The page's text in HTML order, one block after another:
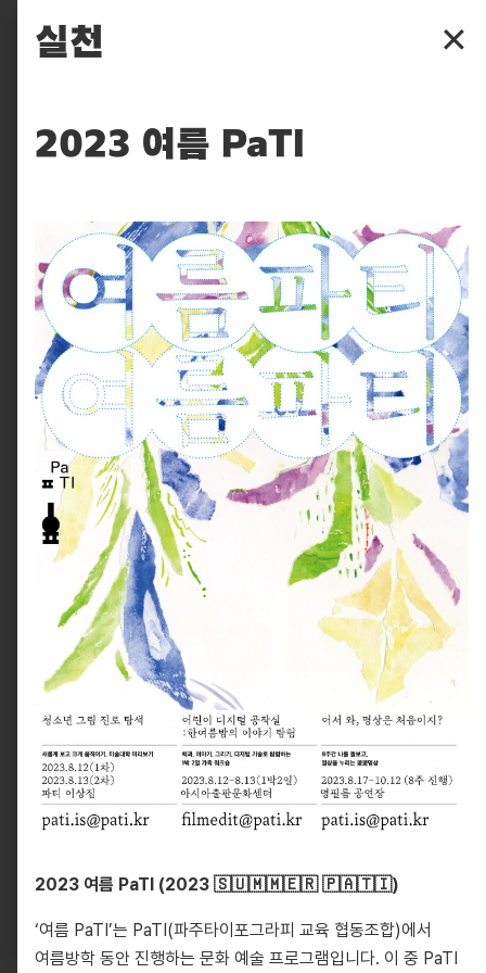
파주타이포그라피배곳
배움
후원
찾아보기
실천
피읖
실천 ✕
2023 여름 PaTI
2023 여름 PaTI (2023 🇸​​🇺​​🇲​​🇲​​🇪​​🇷 ​🇵​​🇦​​🇹​​🇮)​
‘여름 PaTI’는 PaTI(파주타이포그라피 교육 협동조합)에서
여름방학 동안 진행하는 문화 예술 프로그램입니다. 이 중 PaTI
10881, 경기도 파주시 회동길 330
info@pati.kr
info@pati.kr